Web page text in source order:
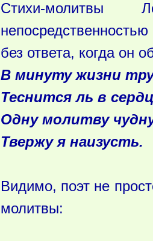
Стихи-молитвы
без ответа, когда он
В минуту жизни
Теснится ль в
Одну молитву
Твержу я наизусть.
Видимо, поэт не
молитвы: